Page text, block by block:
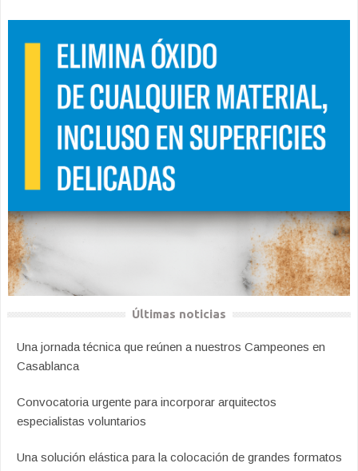
Últimas noticias
Una jornada técnica que reúnen a nuestros Campeones en
Casablanca
Convocatoria urgente para incorporar arquitectos
especialistas voluntarios
Una solución elástica para la colocación de grandes formatos